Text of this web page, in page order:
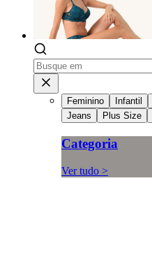
Feminino Infantil
Jeans
Plus Size
Categoria
Ver tudo >